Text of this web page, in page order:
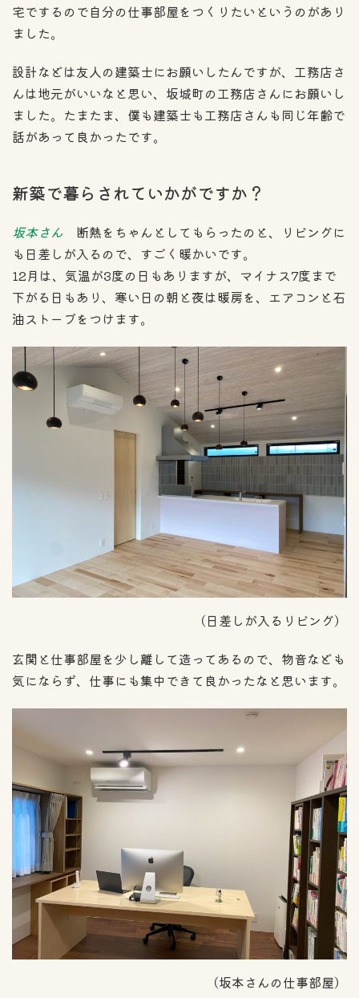
宅でするので自分の仕事部屋をつくりたいというのがあり
ました。
設計などは友人の建築士にお願いしたんですが、工務店さ
んは地元がいいなと思い、坂城町の工務店さんにお願いし
ました。たまたま、僕も建築士も工務店さんも同じ年齢で
話があって良かったです。
新築で暮らされていかがですか？
坂本さん 断熱をちゃんとしてもらったのと、リビングに
も日差しが入るので、すごく暖かいです。
12月は、気温が3度の日もありますが、マイナス7度まで
下がる日もあり、寒い日の朝と夜は暖房を、エアコンと石
油ストーブをつけます。
（日差しが入るリビング）
玄関と仕事部屋を少し離して造ってあるので、物音なども
気にならず、仕事にも集中できて良かったなと思います。
（坂本さんの仕事部屋）